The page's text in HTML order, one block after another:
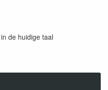
de huidige taal